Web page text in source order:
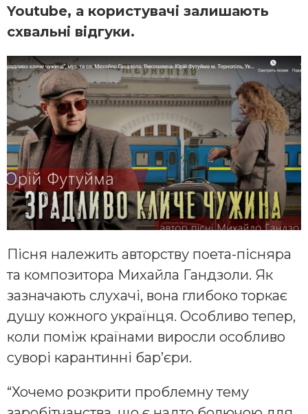
Youtube, а користувачі залишають
схвальні відгуки.
Пісня належить авторству поета-пісняра
та композитора Михайла Гандзоли. Як
зазначають слухачі, вона глибоко торкає
душу кожного українця. Особливо тепер,
коли поміж країнами виросли особливо
суворі карантинні бар’єри.
“Хочемо розкрити проблемну тему